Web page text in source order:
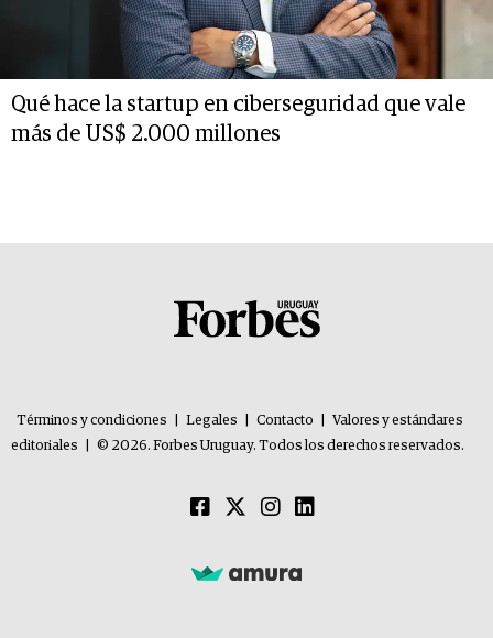
Qué hace la startup en ciberseguridad que vale
más de US$ 2.000 millones
Términos y condiciones Legales Contacto
Valores y estándares
editoriales
© 2026. Forbes Uruguay. Todos los derechos reservados.